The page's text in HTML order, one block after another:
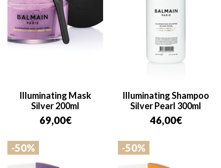
Illuminating Mask
Silver 200ml
69,00€
Illuminating Shampoo
Silver Pearl 300ml
46,00€
-50% -50%